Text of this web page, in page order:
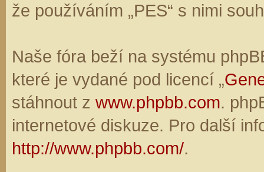
že používáním „PES“ s nimi
Naše fóra beží na systému
které je vydané pod licencí „
stáhnout z www.phpbb.com.
internetové diskuze. Pro další
http://www.phpbb.com/.